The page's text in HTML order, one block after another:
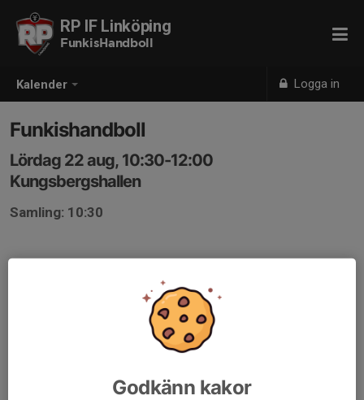
Kalender Logga in
RP IF Linköping
FunkisHandboll
Funkishandboll
Lördag 22 aug, 10:30-12:00
Kungsbergshallen
Samling: 10:30
Godkänn kakor